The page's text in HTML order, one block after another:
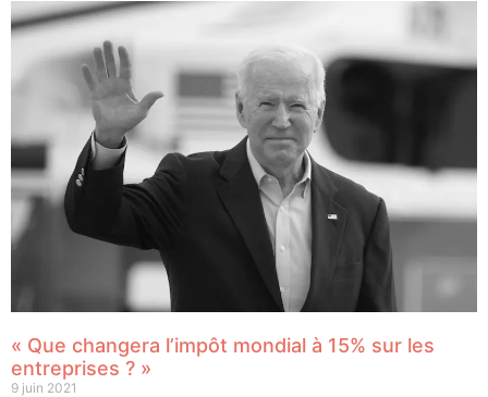
« Que changera l’impôt mondial à 15% sur les
entreprises ? »
9 juin 2021